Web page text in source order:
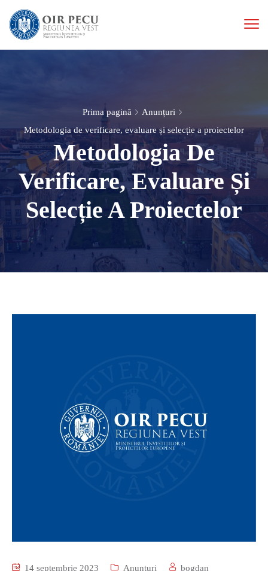
Prima pagină
Anunțuri
Metodologia de verificare, evaluare și selecție a proiectelor
Metodologia De
Verificare, Evaluare Și
Selecție A Proiectelor
14 septembrie 2023 Anunțuri bogdan